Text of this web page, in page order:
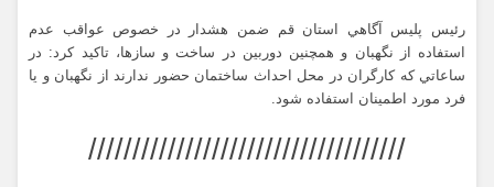
رئيس پليس آگاهي استان قم ضمن هشدار در خصوص عواقب عدم
استفاده از نگهبان و همچنين دوربين در ساخت و سازها، تاکيد کرد: در
ساعاتي که کارگران در محل احداث ساختمان حضور ندارند از نگهبان و يا
فرد مورد اطمينان استفاده شود.
////////////////////////////////////